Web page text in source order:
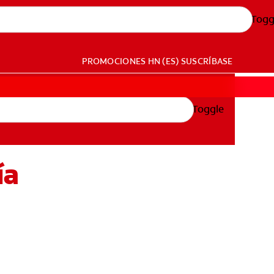
PROMOCIONES HN (ES) SUSCRÍBASE
Toggle